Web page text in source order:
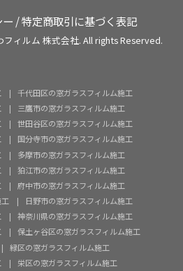
/特定商取引に基づく表記
フィルム 株式会社. All rights Reserved.
千代田区の窓ガラスフィルム施工
三鷹市の窓ガラスフィルム施工
世田谷区の窓ガラスフィルム施工
国分寺市の窓ガラスフィルム施工
多摩市の窓ガラスフィルム施工
狛江市の窓ガラスフィルム施工
府中市の窓ガラスフィルム施工
日野市の窓ガラスフィルム施工
神奈川県の窓ガラスフィルム施工
保土ヶ谷区の窓ガラスフィルム施工
緑区の窓ガラスフィルム施工
栄区の窓ガラスフィルム施工